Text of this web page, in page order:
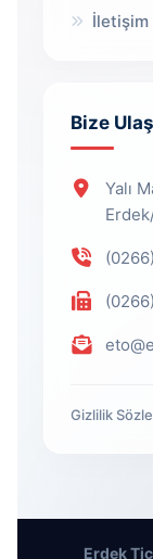
İletişim
Bize
Yalı
Gizlilik
Erdek